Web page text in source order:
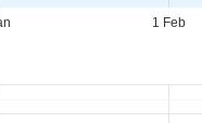
1 Feb